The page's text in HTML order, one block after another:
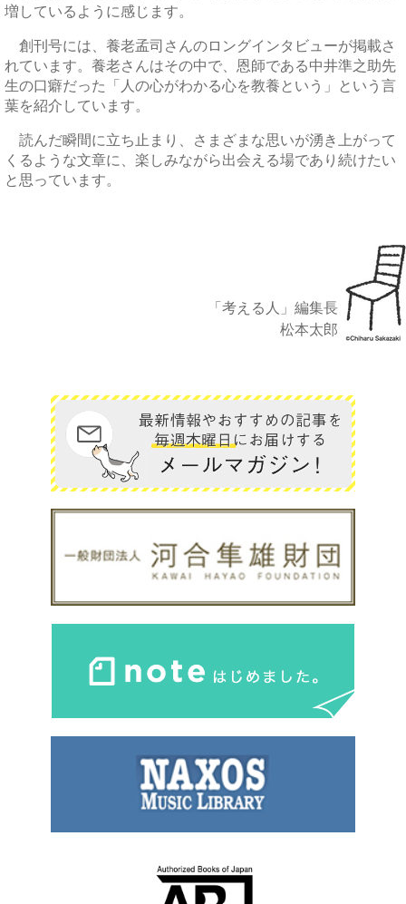
増しているように感じます。
創刊号には、養老孟司さんのロングインタビューが掲載さ
れています。養老さんはその中で、恩師である中井準之助先
生の口癖だった「人の心がわかる心を教養という」という言
葉を紹介しています。
読んだ瞬間に立ち止まり、さまざまな思いが湧き上がって
くるような文章に、楽しみながら出会える場であり続けたい
と思っています。
「考える人」編集長
松本太郎